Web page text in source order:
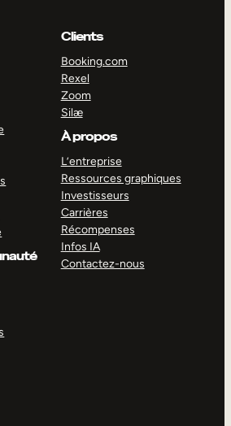
Clients
Booking.com
Rexel
Zoom
Silæ
À propos
L’entreprise
Ressources graphiques
Investisseurs
Carrières
Récompenses
Infos IA
Contactez-nous